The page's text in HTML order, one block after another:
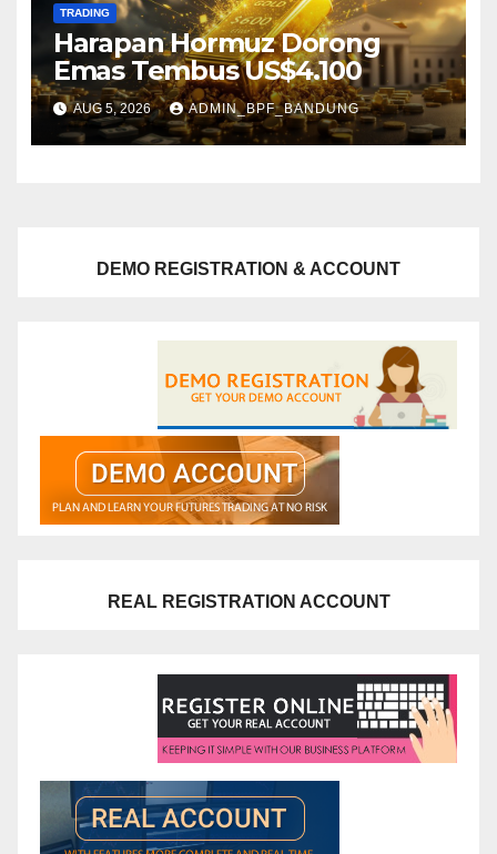
TRADING
Harapan Hormuz Dorong
Emas Tembus US$4.100
AUG 5, 2026 ADMIN_BPF_BANDUNG
DEMO REGISTRATION & ACCOUNT
REAL REGISTRATION ACCOUNT